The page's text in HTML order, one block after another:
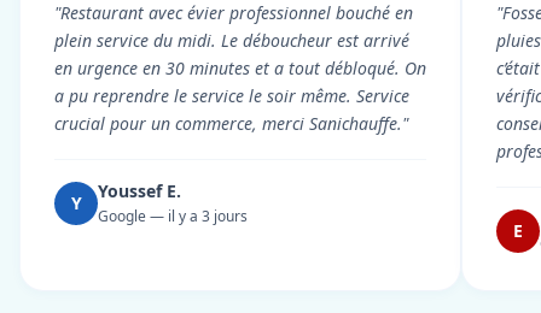
"Restaurant avec évier professionnel bouché en
plein service du midi. Le déboucheur est arrivé
en urgence en 30 minutes et a tout débloqué. On
a pu reprendre le service le soir même. Service
crucial pour un commerce, merci Sanichauffe."
Y
Youssef E.
Google — il y a 3 jours
E